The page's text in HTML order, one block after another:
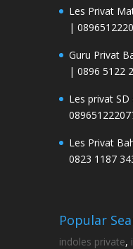
Les Privat
|
Guru Privat
| 0896 5122
Les privat
Les Privat
0823 1187
Popular
indoles private,